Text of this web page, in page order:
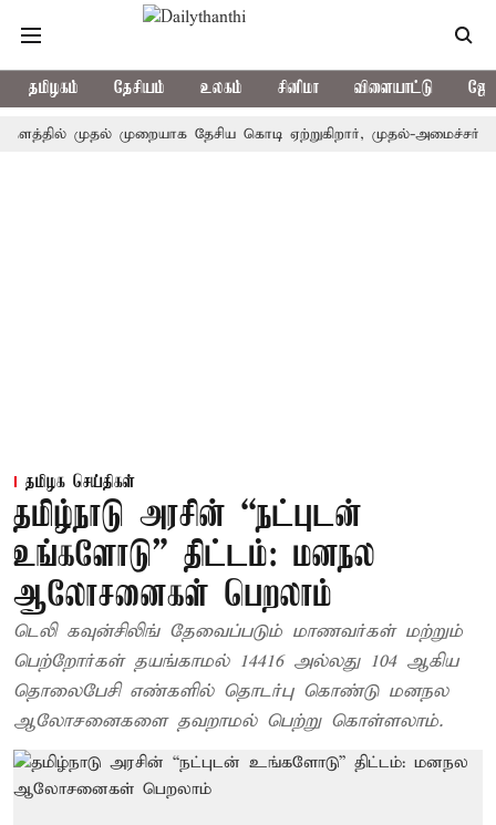
தமிழகம் தேசியம் உலகம் சினிமா விளையாட்டு
முதல் முறையாக தேசிய கொடி ஏற்றுகிறார், முதல்-அமைச்சர் விஜய்!
தமிழக செய்திகள்
தமிழ்நாடு அரசின் “நட்புடன்
உங்களோடு” திட்டம்: மனநல
ஆலோசனைகள் பெறலாம்
டெலி கவுன்சிலிங் தேவைப்படும் மாணவர்கள் மற்றும்
பெற்றோர்கள் தயங்காமல் 14416 அல்லது 104 ஆகிய
தொலைபேசி எண்களில் தொடர்பு கொண்டு மனநல
ஆலோசனைகளை தவறாமல் பெற்று கொள்ளலாம்.